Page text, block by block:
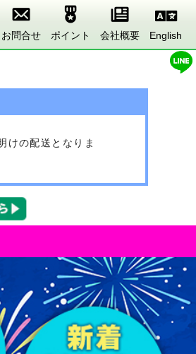
お問合せ ポイント 会社概要 English
けの配送となりま